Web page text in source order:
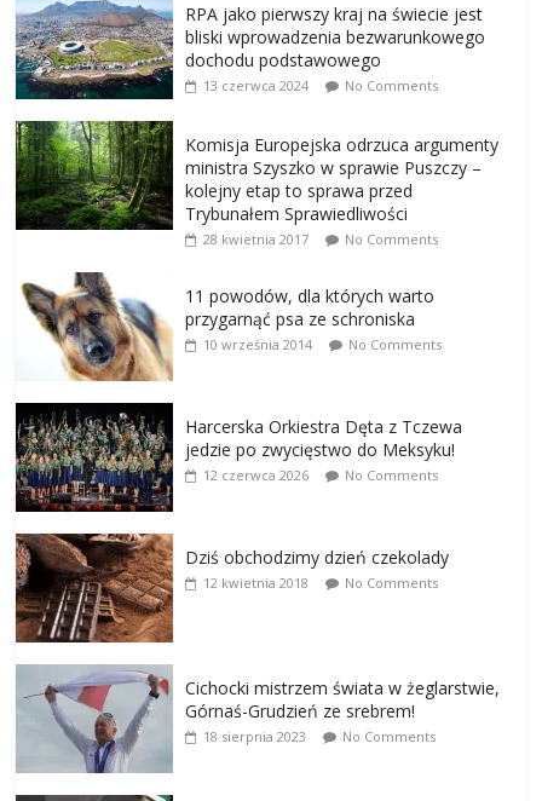
RPA jako pierwszy kraj na świecie jest
bliski wprowadzenia bezwarunkowego
dochodu podstawowego
13 czerwca 2024 No Comments
Komisja Europejska odrzuca argumenty
ministra Szyszko w sprawie Puszczy –
kolejny etap to sprawa przed
Trybunałem Sprawiedliwości
28 kwietnia 2017 No Comments
11 powodów, dla których warto
przygarnąć psa ze schroniska
10 września 2014 No Comments
Harcerska Orkiestra Dęta z Tczewa
jedzie po zwycięstwo do Meksyku!
12 czerwca 2026 No Comments
Dziś obchodzimy dzień czekolady
12 kwietnia 2018 No Comments
Cichocki mistrzem świata w żeglarstwie,
Górnaś-Grudzień ze srebrem!
18 sierpnia 2023 No Comments